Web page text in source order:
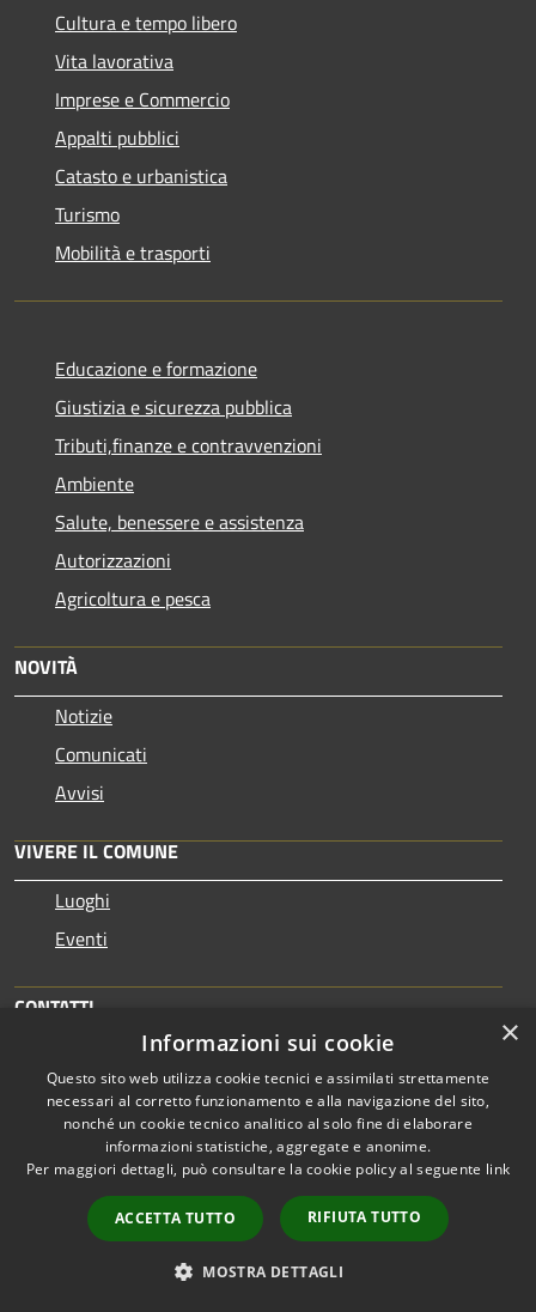
Cultura e tempo libero
Vita lavorativa
Imprese e Commercio
Appalti pubblici
Catasto e urbanistica
Turismo
Mobilità e trasporti
Educazione e formazione
Giustizia e sicurezza pubblica
Tributi,finanze e contravvenzioni
Ambiente
Salute, benessere e assistenza
Autorizzazioni
Agricoltura e pesca
NOVITÀ
Notizie
Comunicati
Avvisi
VIVERE IL COMUNE
Luoghi
Eventi
CONTATTI
Città di Messina
Piazza Unione Europea
98122, Messina (ME)
Codice Fiscale: 00080270838
Partita IVA: 00080270838
protocollogenerale@comune.messina.it
protocollo@pec.comune.messina.it
Centralino Unico:+39 090 7721
×
Informazioni sui cookie
Questo sito web utilizza cookie tecnici e assimilati strettamente
necessari al corretto funzionamento e alla navigazione del sito,
nonché un cookie tecnico analitico al solo fine di elaborare
informazioni statistiche, aggregate e anonime.
Per maggiori dettagli, può consultare la cookie policy al seguente link
ACCETTA TUTTO RIFIUTA TUTTO
MOSTRA DETTAGLI